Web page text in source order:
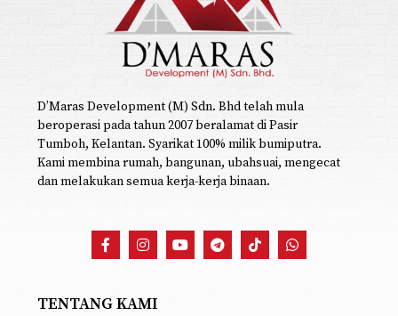
D’Maras Development (M) Sdn. Bhd telah mula
beroperasi pada tahun 2007 beralamat di Pasir
Tumboh, Kelantan. Syarikat 100% milik bumiputra.
Kami membina rumah, bangunan, ubahsuai, mengecat
dan melakukan semua kerja-kerja binaan.
TENTANG KAMI